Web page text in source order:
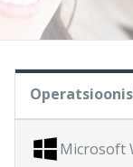
Microsoft